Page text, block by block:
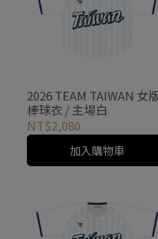
2026 TEAM TAIWAN 女
棒球衣 / 主場白
NT$2,080
加入購物車